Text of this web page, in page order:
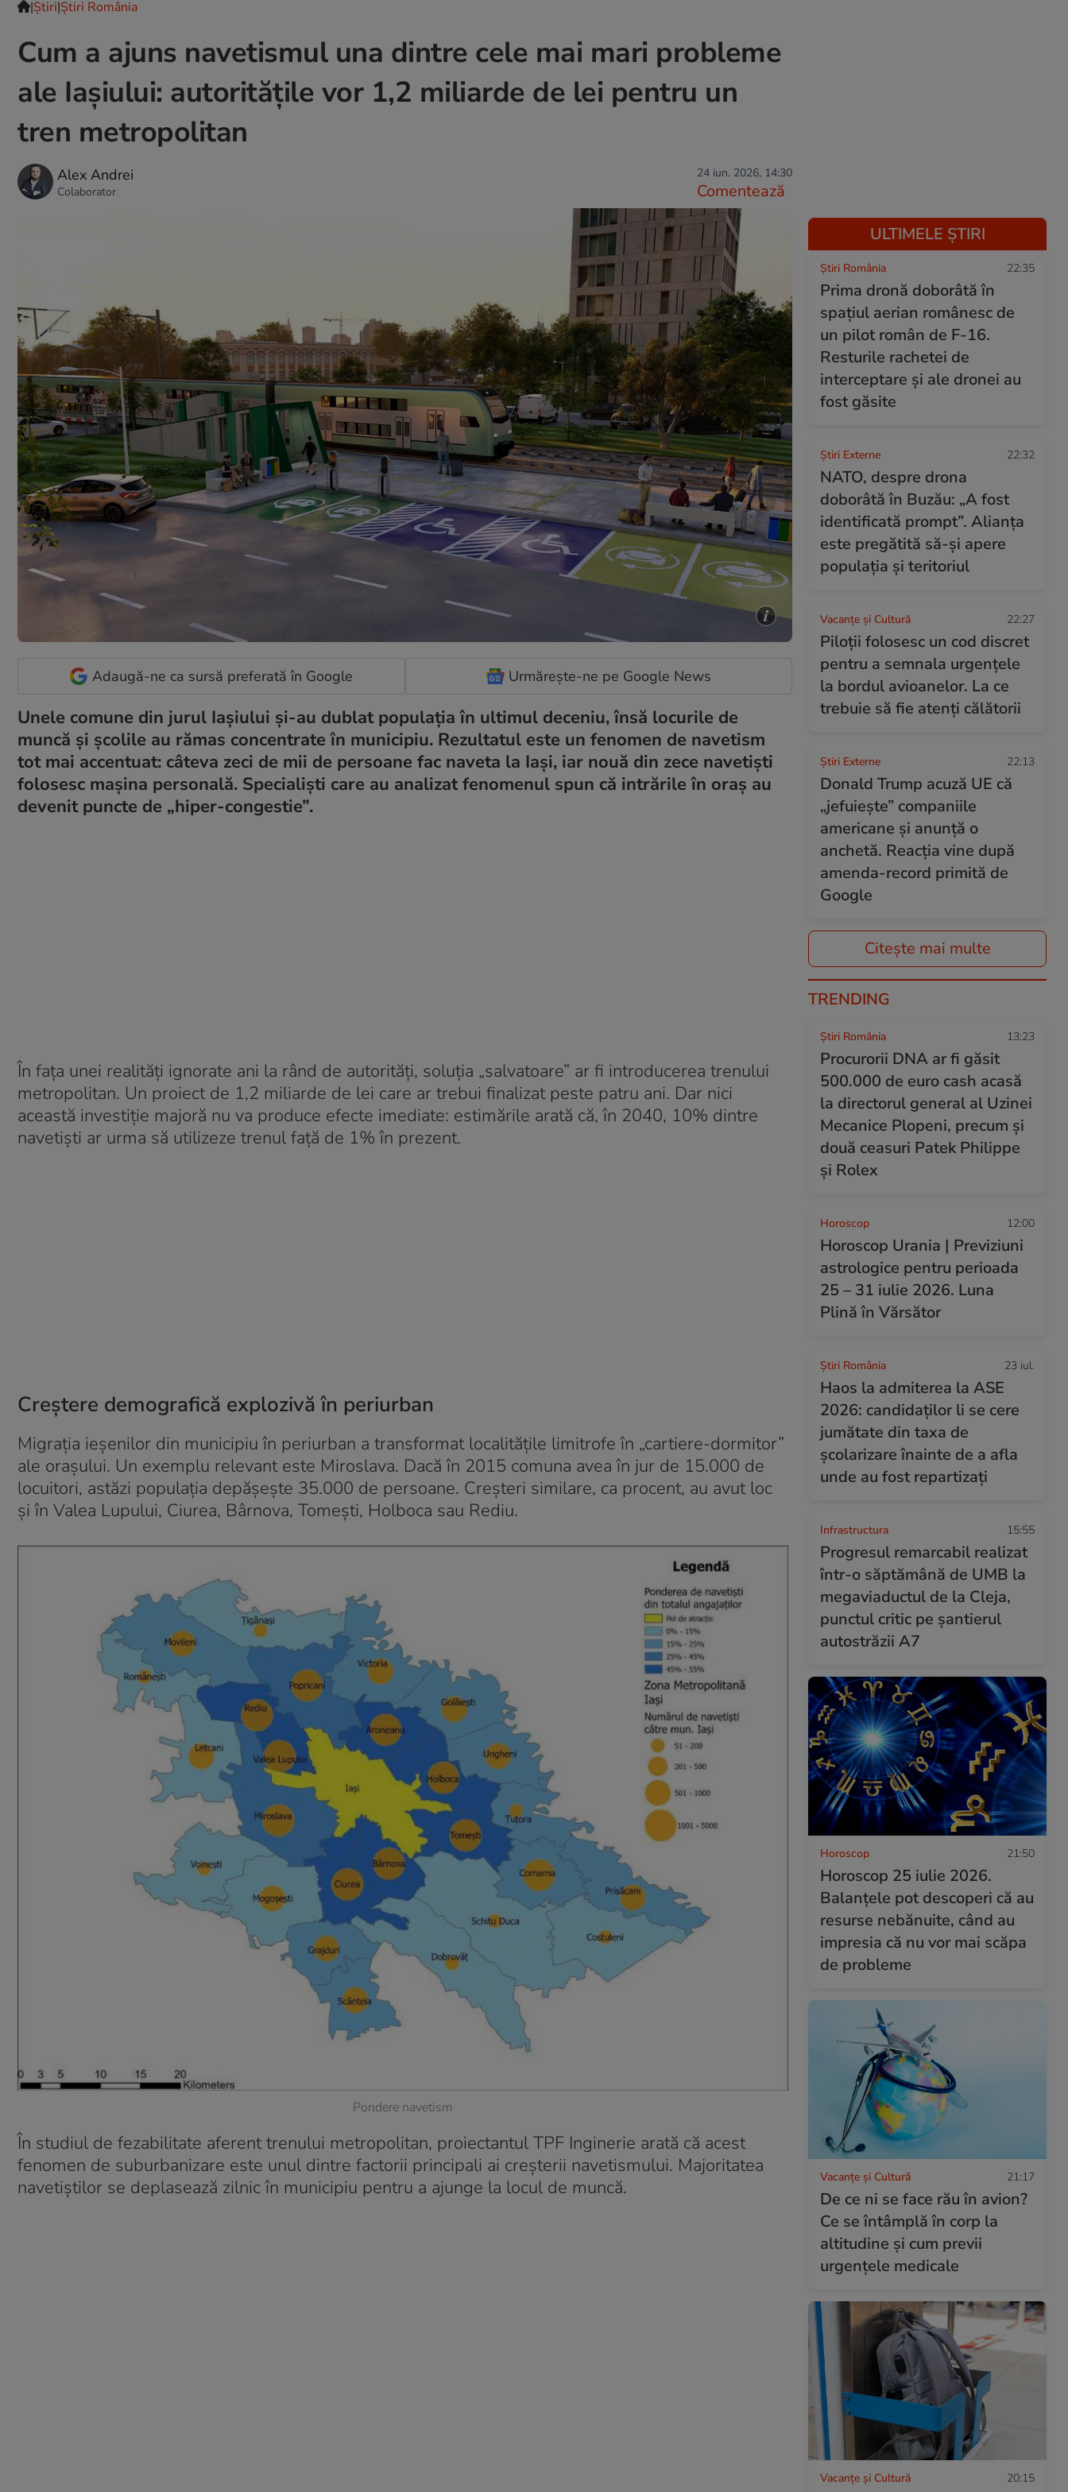
|Ştiri|Știri România
Cum a ajuns navetismul una dintre cele mai mari probleme
ale Iașiului: autoritățile vor 1,2 miliarde de lei pentru un
tren metropolitan
Alex Andrei
Colaborator
24 iun. 2026, 14:30
Comentează
Adaugă-ne ca sursă preferată în Google Urmărește-ne pe Google News
Unele comune din jurul Iașiului și-au dublat populația în ultimul deceniu, însă locurile de
muncă și școlile au rămas concentrate în municipiu. Rezultatul este un fenomen de navetism
tot mai accentuat: câteva zeci de mii de persoane fac naveta la Iași, iar nouă din zece navetiști
folosesc mașina personală. Specialiști care au analizat fenomenul spun că intrările în oraș au
devenit puncte de „hiper-congestie”.
În fața unei realități ignorate ani la rând de autorități, soluția „salvatoare” ar fi introducerea trenului
metropolitan. Un proiect de 1,2 miliarde de lei care ar trebui finalizat peste patru ani. Dar nici
această investiție majoră nu va produce efecte imediate: estimările arată că, în 2040, 10% dintre
navetiști ar urma să utilizeze trenul față de 1% în prezent.
Creștere demografică explozivă în periurban
Migrația ieșenilor din municipiu în periurban a transformat localitățile limitrofe în „cartiere-dormitor”
ale orașului. Un exemplu relevant este Miroslava. Dacă în 2015 comuna avea în jur de 15.000 de
locuitori, astăzi populația depășește 35.000 de persoane. Creșteri similare, ca procent, au avut loc
și în Valea Lupului, Ciurea, Bârnova, Tomești, Holboca sau Rediu.
Pondere navetism
În studiul de fezabilitate aferent trenului metropolitan, proiectantul TPF Inginerie arată că acest
fenomen de suburbanizare este unul dintre factorii principali ai creșterii navetismului. Majoritatea
navetiștilor se deplasează zilnic în municipiu pentru a ajunge la locul de muncă.
ULTIMELE ȘTIRI
Știri România 22:35
Prima dronă doborâtă în
spațiul aerian românesc de
un pilot român de F-16.
Resturile rachetei de
interceptare și ale dronei au
fost găsite
Știri Externe 22:32
NATO, despre drona
doborâtă în Buzău: „A fost
identificată prompt”. Alianța
este pregătită să-și apere
populația și teritoriul
Vacanțe și Cultură 22:27
Piloții folosesc un cod discret
pentru a semnala urgențele
la bordul avioanelor. La ce
trebuie să fie atenți călătorii
Știri Externe 22:13
Donald Trump acuză UE că
„jefuiește” companiile
americane și anunță o
anchetă. Reacția vine după
amenda-record primită de
Google
Citește mai multe
TRENDING
Știri România 13:23
Procurorii DNA ar fi găsit
500.000 de euro cash acasă
la directorul general al Uzinei
Mecanice Plopeni, precum și
două ceasuri Patek Philippe
și Rolex
Horoscop 12:00
Horoscop Urania | Previziuni
astrologice pentru perioada
25 – 31 iulie 2026. Luna
Plină în Vărsător
Știri România 23 iul.
Haos la admiterea la ASE
2026: candidaților li se cere
jumătate din taxa de
școlarizare înainte de a afla
unde au fost repartizați
Infrastructura 15:55
Progresul remarcabil realizat
într-o săptămână de UMB la
megaviaductul de la Cleja,
punctul critic pe șantierul
autostrăzii A7
Horoscop 21:50
Horoscop 25 iulie 2026.
Balanțele pot descoperi că au
resurse nebănuite, când au
impresia că nu vor mai scăpa
de probleme
Vacanțe și Cultură 21:17
De ce ni se face rău în avion?
Ce se întâmplă în corp la
altitudine și cum previi
urgențele medicale
Vacanțe și Cultură 20:15